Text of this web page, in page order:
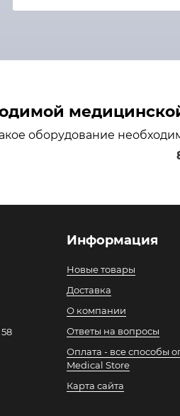
оборудование
Информация
Новые товары
Доставка
О компании
Ответы на вопросы
Оплата - все способы
Medical Store
Карта сайта